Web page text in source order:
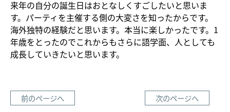
来年の自分の誕生日はおとなしくすごしたいと思いま
す。パーティを主催する側の大変さを知ったからです。
海外独特の経験だと思います。本当に楽しかったです。1
年歳をとったのでこれからもさらに語学面、人としても
成長していきたいと思います。
前のページへ 次のページへ